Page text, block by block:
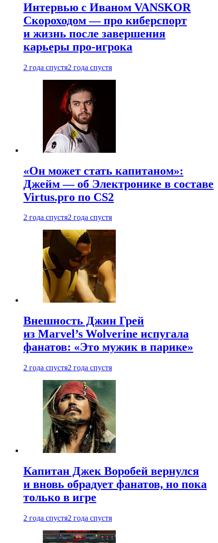
Интервью с Иваном VANSKOR
Скороходом — про киберспорт
и жизнь после завершения
карьеры про-игрока
2 года спустя2 года спустя
«Он может стать капитаном»:
Джейм — об Электронике в составе
Virtus.pro по CS2
2 года спустя2 года спустя
Внешность Джин Грей
из Marvel’s Wolverine испугала
фанатов: «Это мужик в парике»
2 года спустя2 года спустя
Капитан Джек Воробей вернулся
и вновь обрадует фанатов, но пока
только в игре
2 года спустя2 года спустя